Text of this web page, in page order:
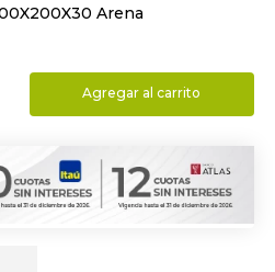
Arena
Agregar al carrito